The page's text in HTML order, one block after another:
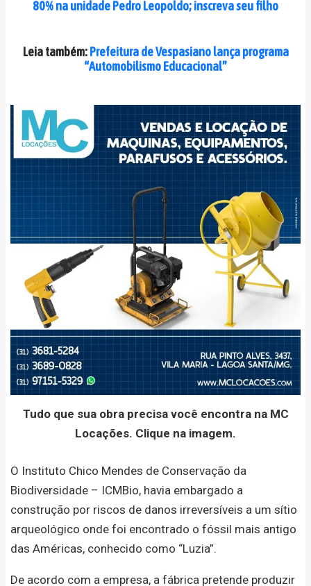
80% na unidade Pedro Leopoldo; inscreva seu filho
Leia também:Prefeitura de Vespasiano lança programa
“Automobilismo Educacional”
Tudo que sua obra precisa você encontra na MC
Locações. Clique na imagem.
O Instituto Chico Mendes de Conservação da
Biodiversidade – ICMBio, havia embargado a
construção por riscos de danos irreversíveis a um sítio
arqueológico onde foi encontrado o fóssil mais antigo
das Américas, conhecido como “Luzia”.
De acordo com a empresa, a fábrica pretende produzir